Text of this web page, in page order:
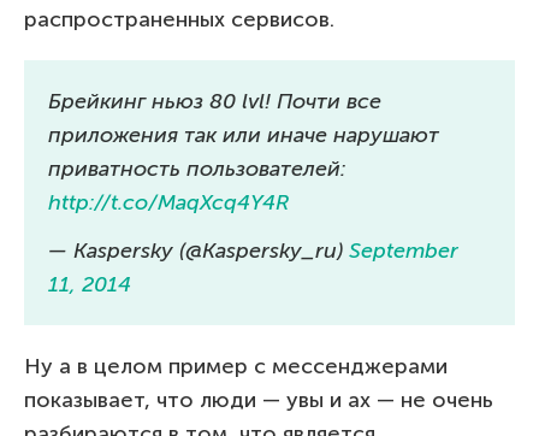
распространенных сервисов.
Брейкинг ньюз 80 lvl! Почти все
приложения так или иначе нарушают
приватность пользователей:
http://t.co/MaqXcq4Y4R
— Kaspersky (@Kaspersky_ru) September
11, 2014
Ну а в целом пример с мессенджерами
показывает, что люди — увы и ах — не очень